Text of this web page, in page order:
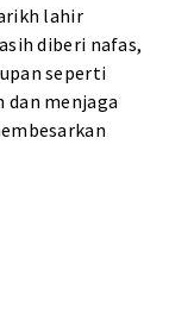
lahir
diberi nafas,
seperti
dan menjaga